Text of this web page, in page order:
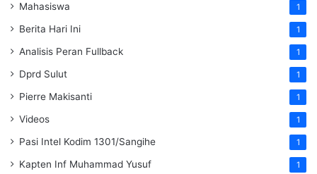
Mahasiswa 1
Berita Hari Ini 1
Analisis Peran Fullback 1
Dprd Sulut 1
Pierre Makisanti 1
Videos 1
Pasi Intel Kodim 1301/Sangihe 1
Kapten Inf Muhammad Yusuf 1